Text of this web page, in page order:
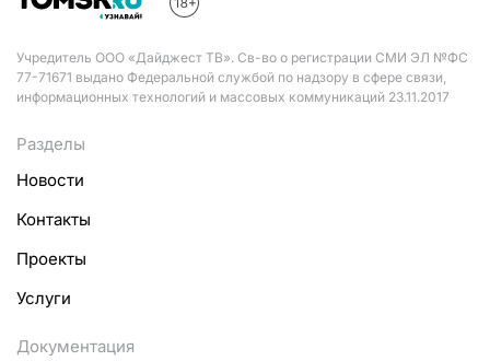
Учредитель ООО «Дайджест ТВ». Св-во о регистрации СМИ ЭЛ №ФС
77-71671 выдано Федеральной службой по надзору в сфере связи,
информационных технологий и массовых коммуникаций 23.11.2017
Разделы
Новости
Контакты
Проекты
Услуги
Документация